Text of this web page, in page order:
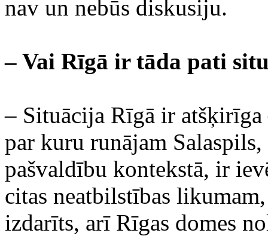
nav un nebūs diskusiju.
– Vai Rīgā ir tāda pati
– Situācija Rīgā ir
par kuru runājam
pašvaldību kontekstā, ir
citas neatbilstības
izdarīts, arī Rīgas domes